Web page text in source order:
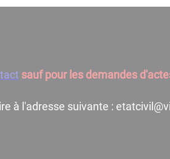
sauf pour les demandes
à l'adresse suivante :